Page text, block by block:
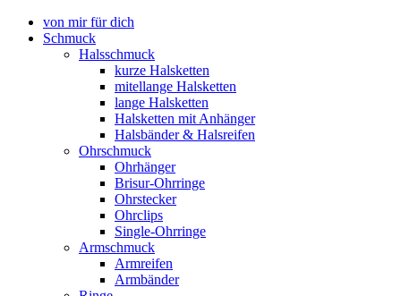
von mir für dich
Schmuck
Halsschmuck
kurze Halsketten
mitellange Halsketten
lange Halsketten
Halsketten mit Anhänger
Halsbänder & Halsreifen
Ohrschmuck
Ohrhänger
Brisur-Ohrringe
Ohrstecker
Ohrclips
Single-Ohrringe
Armschmuck
Armreifen
Armbänder